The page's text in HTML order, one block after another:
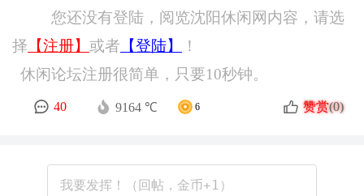
您还没有登陆，阅览沈阳休闲网内容，请选
择 【注册】 或者 【登陆】
！
休闲论坛注册很简单，只要10秒钟。
40 9164 ℃ 6 赞赏(0)